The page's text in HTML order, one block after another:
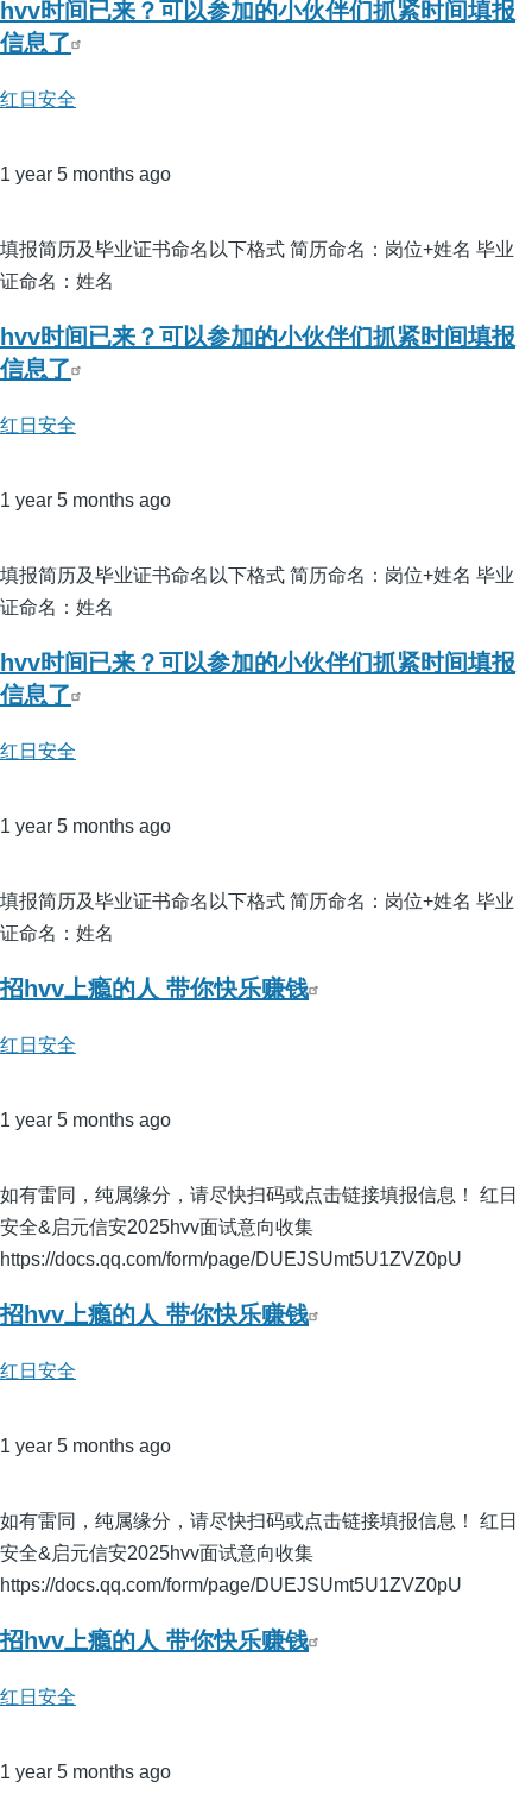
hvv时间已来？可以参加的小伙伴们抓紧时间填报
信息了
红日安全
1 year 5 months ago
填报简历及毕业证书命名以下格式 简历命名：岗位+姓名 毕业
证命名：姓名
hvv时间已来？可以参加的小伙伴们抓紧时间填报
信息了
红日安全
1 year 5 months ago
填报简历及毕业证书命名以下格式 简历命名：岗位+姓名 毕业
证命名：姓名
hvv时间已来？可以参加的小伙伴们抓紧时间填报
信息了
红日安全
1 year 5 months ago
填报简历及毕业证书命名以下格式 简历命名：岗位+姓名 毕业
证命名：姓名
招hvv上瘾的人 带你快乐赚钱
红日安全
1 year 5 months ago
如有雷同，纯属缘分，请尽快扫码或点击链接填报信息！ 红日
安全&启元信安2025hvv面试意向收集
https://docs.qq.com/form/page/DUEJSUmt5U1ZVZ0pU
招hvv上瘾的人 带你快乐赚钱
红日安全
1 year 5 months ago
如有雷同，纯属缘分，请尽快扫码或点击链接填报信息！ 红日
安全&启元信安2025hvv面试意向收集
https://docs.qq.com/form/page/DUEJSUmt5U1ZVZ0pU
招hvv上瘾的人 带你快乐赚钱
红日安全
1 year 5 months ago